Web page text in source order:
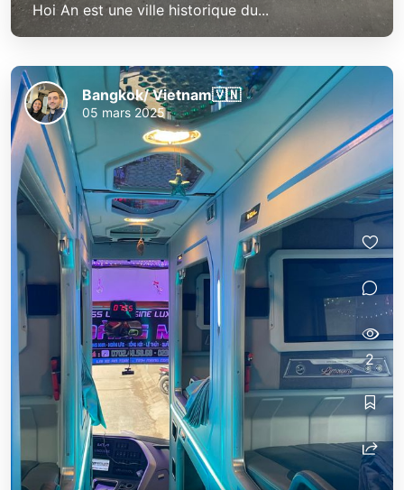
Hoi An est une ville historique du...
Bangkok/ Vietnam🇻🇳
05 mars 2025
2